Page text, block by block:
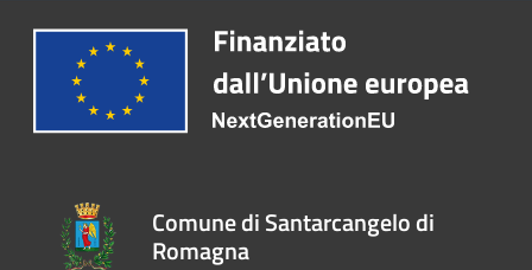
Comune di Santarcangelo di
Romagna